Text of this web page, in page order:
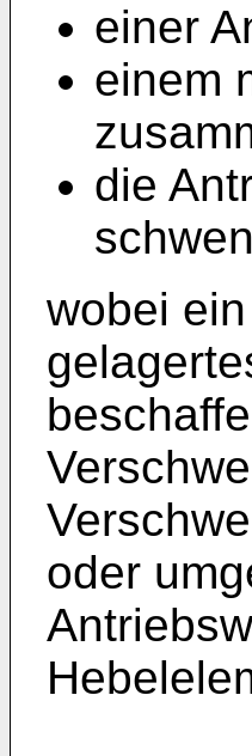
einer
einem
die
wobei
oder